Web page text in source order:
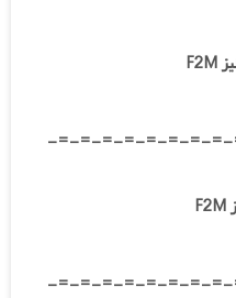
-=-=-=-=-=-=-=-
-=-=-=-=-=-=-=-